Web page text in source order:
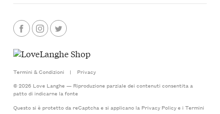
Termini & Condizioni |
Privacy
© 2026 Love Langhe — Riproduzione parziale dei contenuti consentita a
patto di indicarne la fonte
Questo si è protetto da reCaptcha e si applicano la Privacy Policye i Termini